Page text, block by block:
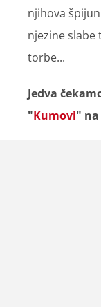
njihova
njezine slabe
torbe...
Jedva
"Kumovi" na